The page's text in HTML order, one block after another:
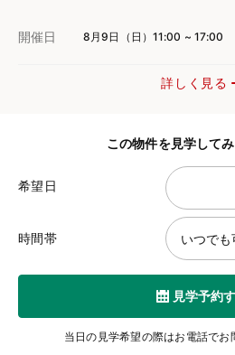
開催日 8月9日（日）11:00 ~ 17:00
詳しく見る
この物件を見学して
希望日
時間帯
見学予約
当日の見学希望の際はお電話でお